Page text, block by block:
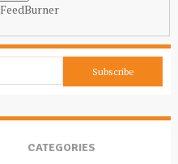
FeedBurner
CATEGORIES